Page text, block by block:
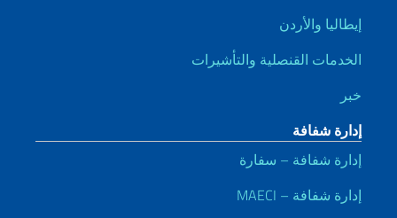
إيطاليا والأردن
الخدمات القنصلية والتأشيرات
خبر
إدارة شفافة
إدارة شفافة – سفارة
إدارة شفافة – MAECI